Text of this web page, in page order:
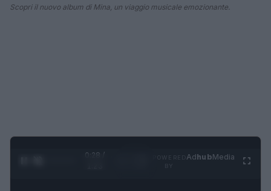
Scopri il nuovo album di Mina, un viaggio musicale emozionante.
0:28 /
AdhubMedia